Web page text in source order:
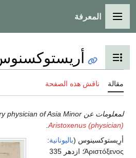
القائمة الرئيسية
المعرفة
تبديل عرض جدول المحتويات
مقالة ناقش هذه الصفحة
لمعلومات عن the 1st century physician of Asia Minor، انظر
Aristoxenus (physician)
أرِيستوكسينوس (باليونانية:
Ἀριστόξενος
؛ ازدهر 335